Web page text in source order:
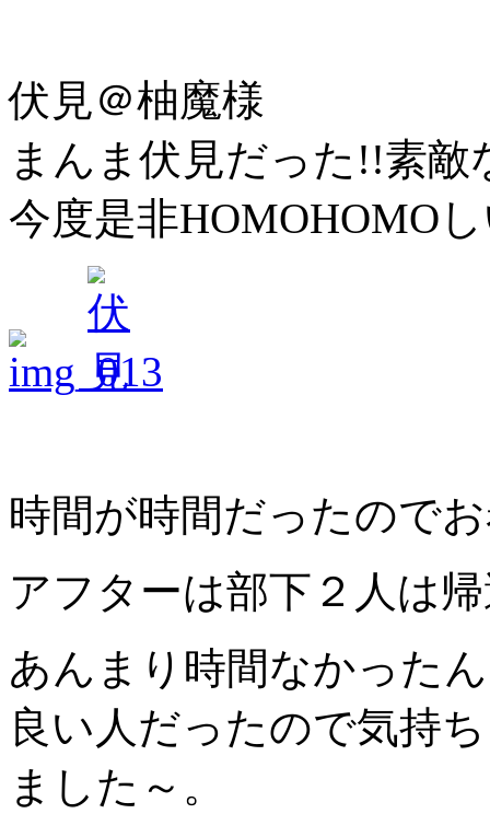
伏見＠柚魔様
まんま伏見だった!!素
今度是非HOMOHOMO
時間が時間だったので
アフターは部下２人は
あんまり時間なかった
良い人だったので気持
ました～。